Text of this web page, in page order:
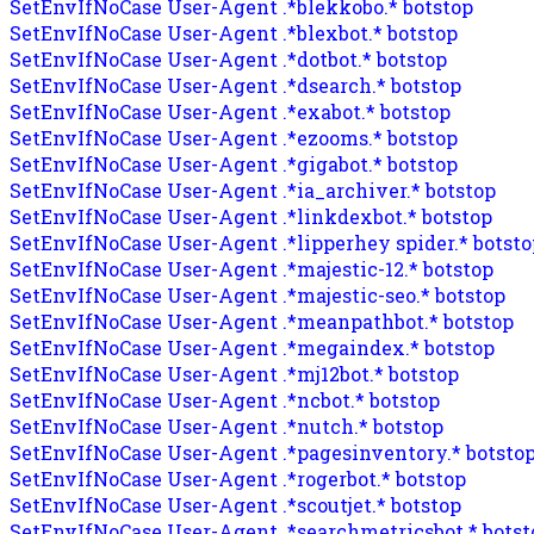
SetEnvIfNoCase User-Agent .*blekkobo.* botstop
SetEnvIfNoCase User-Agent .*blexbot.* botstop
SetEnvIfNoCase User-Agent .*dotbot.* botstop
SetEnvIfNoCase User-Agent .*dsearch.* botstop
SetEnvIfNoCase User-Agent .*exabot.* botstop
SetEnvIfNoCase User-Agent .*ezooms.* botstop
SetEnvIfNoCase User-Agent .*gigabot.* botstop
SetEnvIfNoCase User-Agent .*ia_archiver.* botstop
SetEnvIfNoCase User-Agent .*linkdexbot.* botstop
SetEnvIfNoCase User-Agent .*lipperhey spider.*
SetEnvIfNoCase User-Agent .*majestic-12.* botstop
SetEnvIfNoCase User-Agent .*majestic-seo.* botstop
SetEnvIfNoCase User-Agent .*meanpathbot.* botstop
SetEnvIfNoCase User-Agent .*megaindex.* botstop
SetEnvIfNoCase User-Agent .*mj12bot.* botstop
SetEnvIfNoCase User-Agent .*ncbot.* botstop
SetEnvIfNoCase User-Agent .*nutch.* botstop
SetEnvIfNoCase User-Agent .*pagesinventory.*
SetEnvIfNoCase User-Agent .*rogerbot.* botstop
SetEnvIfNoCase User-Agent .*scoutjet.* botstop